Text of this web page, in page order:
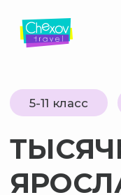
Покажем главный город
через истории людей: